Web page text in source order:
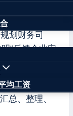
均工资
城区三里河
）或
划财务司
“反馈企业安
注明姓名）
总、整理、